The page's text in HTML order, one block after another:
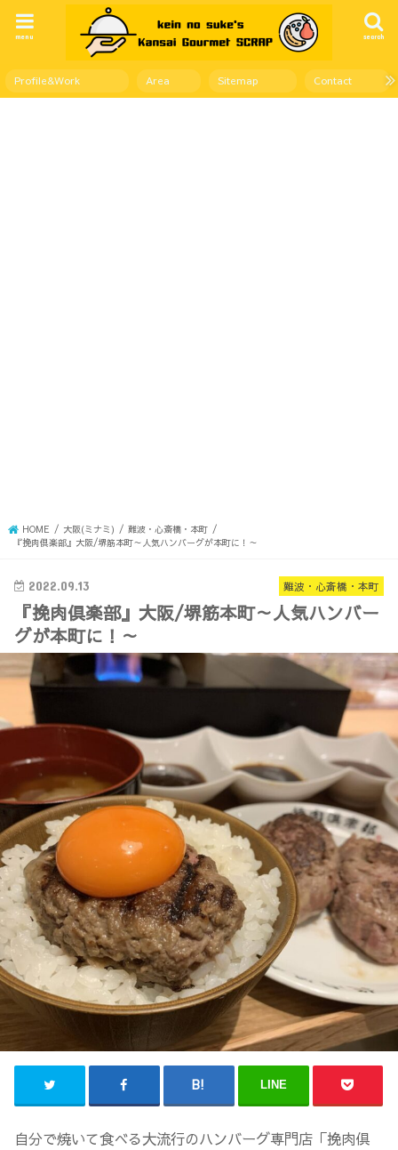
search
menu
Profile&Work Area Sitemap Contact
HOME 大阪(ミナミ)
難波・心斎橋・本町
『挽肉倶楽部』大阪/堺筋本町～人気ハンバーグが本町に！～
難波・心斎橋・本町
2022.09.13
『挽肉倶楽部』大阪/堺筋本町～人気ハンバー
グが本町に！～
LINE
自分で焼いて食べる大流行のハンバーグ専門店「挽肉倶